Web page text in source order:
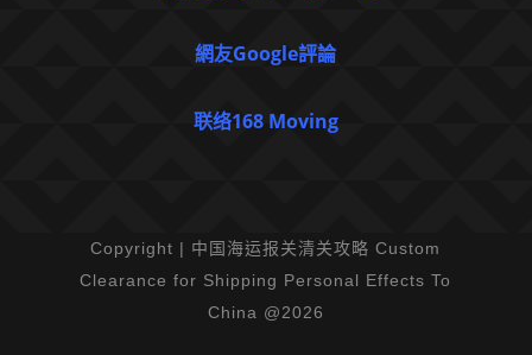
網友Google評論
联络168 Moving
Copyright | 中国海运报关清关攻略 Custom
Clearance for Shipping Personal Effects To
China @2026